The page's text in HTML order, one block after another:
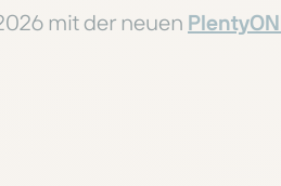
mit der neuen